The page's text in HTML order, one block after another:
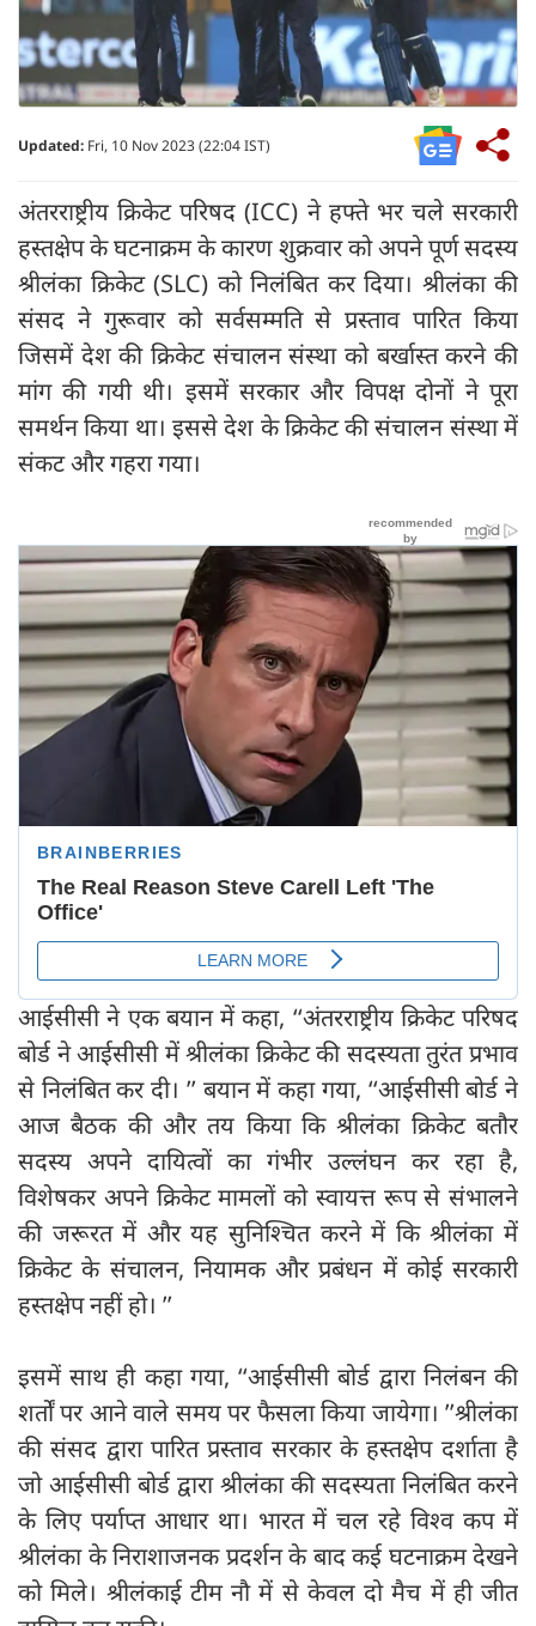
Updated: Fri, 10 Nov 2023 (22:04 IST)
अंतरराष्ट्रीय क्रिकेट परिषद (ICC) ने हफ्ते भर चले सरकारी
हस्तक्षेप के घटनाक्रम के कारण शुक्रवार को अपने पूर्ण सदस्य
श्रीलंका क्रिकेट (SLC) को निलंबित कर दिया। श्रीलंका की
संसद ने गुरूवार को सर्वसम्मति से प्रस्ताव पारित किया
जिसमें देश की क्रिकेट संचालन संस्था को बर्खास्त करने की
मांग की गयी थी। इसमें सरकार और विपक्ष दोनों ने पूरा
समर्थन किया था। इससे देश के क्रिकेट की संचालन संस्था में
संकट और गहरा गया।
आईसीसी ने एक बयान में कहा, ‘‘अंतरराष्ट्रीय क्रिकेट परिषद
बोर्ड ने आईसीसी में श्रीलंका क्रिकेट की सदस्यता तुरंत प्रभाव
से निलंबित कर दी। ’’ बयान में कहा गया, ‘‘आईसीसी बोर्ड ने
आज बैठक की और तय किया कि श्रीलंका क्रिकेट बतौर
सदस्य अपने दायित्वों का गंभीर उल्लंघन कर रहा है,
विशेषकर अपने क्रिकेट मामलों को स्वायत्त रूप से संभालने
की जरूरत में और यह सुनिश्चित करने में कि श्रीलंका में
क्रिकेट के संचालन, नियामक और प्रबंधन में कोई सरकारी
हस्तक्षेप नहीं हो। ’’
इसमें साथ ही कहा गया, ‘‘आईसीसी बोर्ड द्वारा निलंबन की
शर्तों पर आने वाले समय पर फैसला किया जायेगा। ’’श्रीलंका
की संसद द्वारा पारित प्रस्ताव सरकार के हस्तक्षेप दर्शाता है
जो आईसीसी बोर्ड द्वारा श्रीलंका की सदस्यता निलंबित करने
के लिए पर्याप्त आधार था। भारत में चल रहे विश्व कप में
श्रीलंका के निराशाजनक प्रदर्शन के बाद कई घटनाक्रम देखने
को मिले। श्रीलंकाई टीम नौ में से केवल दो मैच में ही जीत